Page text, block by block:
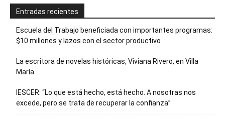
Entradas recientes
Escuela del Trabajo beneficiada con importantes programas:
$10 millones y lazos con el sector productivo
La escritora de novelas históricas, Viviana Rivero, en Villa
María
IESCER: “Lo que está hecho, está hecho. A nosotras nos
excede, pero se trata de recuperar la confianza”